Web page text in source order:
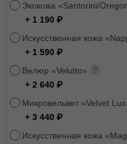
Экокожа «Santorini/
+ 1 190
Искусственная кожа
+ 1 590
Велюр «Velutto»
+ 2 640
Микровельвет «Velvet
+ 3 440
Искусственная кожа